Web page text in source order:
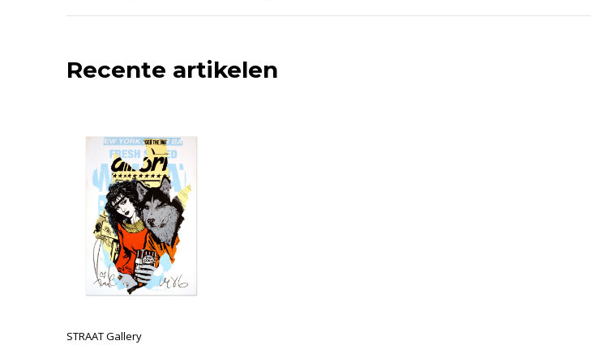
Recente artikelen
STRAAT Gallery